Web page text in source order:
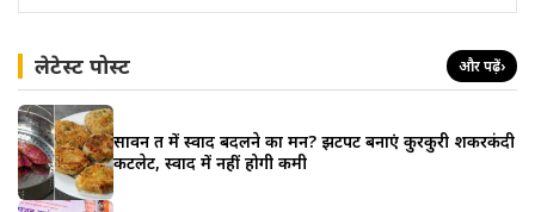
लेटेस्ट पोस्ट और पढ़ें›
सावन व्रत में स्वाद बदलने का मन? झटपट बनाएं कुरकुरी शकरकंदी
कटलेट, स्वाद में नहीं होगी कमी